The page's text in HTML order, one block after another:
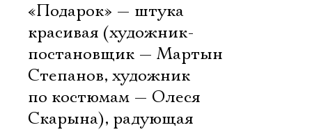
«Подарок» — штука
красивая (художник-
постановщик — Мартын
Степанов, художник
по костюмам — Олеся
Скарына), радующая